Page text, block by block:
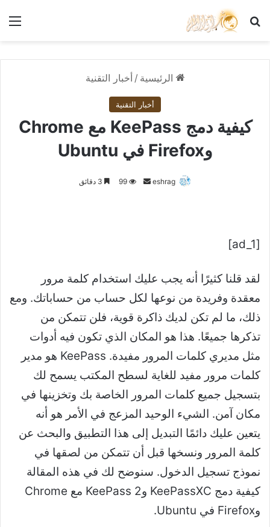
بحث عن
الرئيسية / أخبار التقنية
أخبار التقنية
كيفية دمج KeePass مع Chrome
وFirefox في Ubuntu
eshrag
أرسل 99
[ad_1]
لقد قلنا كثيرًا أنه يجب عليك استخدام كلمة مرور
معقدة وفريدة من نوعها لكل حساب من حساباتك. ومع
ذلك، ما لم تكن لديك ذاكرة قوية، فلن تتمكن من
تذكرها جميعًا. هذا هو المكان الذي تكون فيه أدوات
مثل مديري كلمات المرور مفيدة. KeePass هو مدير
كلمات مرور مفيد للغاية لسطح المكتب يسمح لك
بتسجيل جميع كلمات المرور الخاصة بك وتخزينها في
مكان آمن. الشيء الوحيد المزعج في الأمر هو أنه
يتعين عليك دائمًا التبديل إلى هذا التطبيق والبحث عن
كلمة المرور ونسخها قبل أن تتمكن من لصقها في
نموذج تسجيل الدخول. سنوضح لك في هذه المقالة
كيفية دمج KeePassXC وKeePass 2 مع Chrome
وFirefox في Ubuntu.